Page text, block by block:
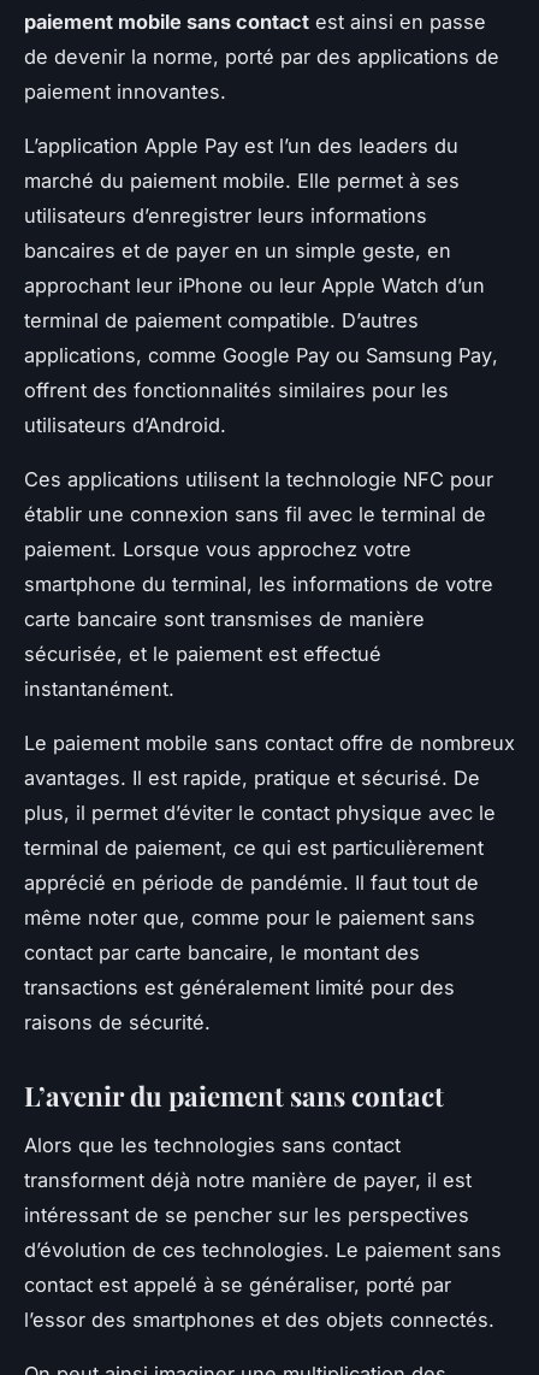
paiement mobile sans contact est ainsi en passe
de devenir la norme, porté par des applications de
paiement innovantes.
L’application Apple Pay est l’un des leaders du
marché du paiement mobile. Elle permet à ses
utilisateurs d’enregistrer leurs informations
bancaires et de payer en un simple geste, en
approchant leur iPhone ou leur Apple Watch d’un
terminal de paiement compatible. D’autres
applications, comme Google Pay ou Samsung Pay,
offrent des fonctionnalités similaires pour les
utilisateurs d’Android.
Ces applications utilisent la technologie NFC pour
établir une connexion sans fil avec le terminal de
paiement. Lorsque vous approchez votre
smartphone du terminal, les informations de votre
carte bancaire sont transmises de manière
sécurisée, et le paiement est effectué
instantanément.
Le paiement mobile sans contact offre de nombreux
avantages. Il est rapide, pratique et sécurisé. De
plus, il permet d’éviter le contact physique avec le
terminal de paiement, ce qui est particulièrement
apprécié en période de pandémie. Il faut tout de
même noter que, comme pour le paiement sans
contact par carte bancaire, le montant des
transactions est généralement limité pour des
raisons de sécurité.
L’avenir du paiement sans contact
Alors que les technologies sans contact
transforment déjà notre manière de payer, il est
intéressant de se pencher sur les perspectives
d’évolution de ces technologies. Le paiement sans
contact est appelé à se généraliser, porté par
l’essor des smartphones et des objets connectés.